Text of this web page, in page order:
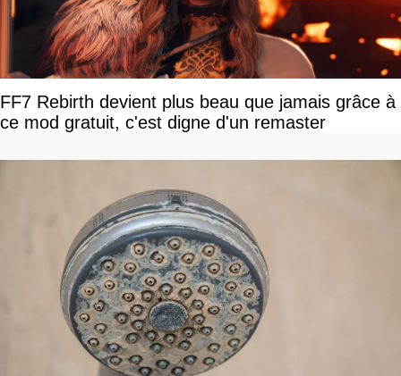
FF7 Rebirth devient plus beau que jamais grâce à
ce mod gratuit, c'est digne d'un remaster